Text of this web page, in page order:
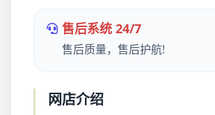
售后系统 24/7
售后质量，售后护航!
网店介绍